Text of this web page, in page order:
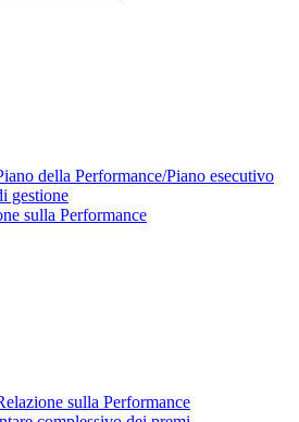
della Performance/Piano esecutivo
gestione
sulla Performance
sulla Performance